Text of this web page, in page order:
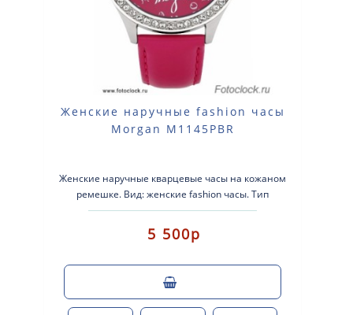
Женские наручные fashion часы
Morgan M1145PBR
Женские наручные кварцевые часы на кожаном
ремешке. Вид: женские fashion часы. Тип
механизма: кварцевые. Корпус: латунь ..
5 500р